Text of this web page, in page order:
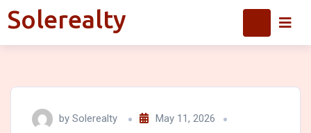
Skip
to
Solerealty
Solerealty
by Solerealty
May 11, 2026